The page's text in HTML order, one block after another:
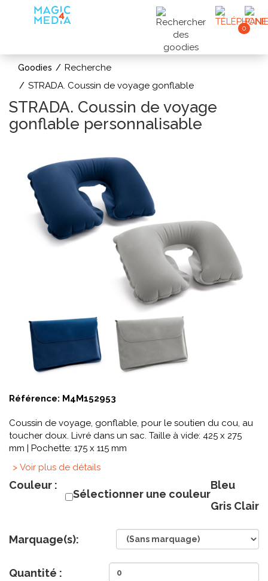
0
Goodies
Recherche
STRADA. Coussin de voyage gonflable
STRADA. Coussin de voyage
gonflable personnalisable
Référence: M4M152953
Coussin de voyage, gonflable, pour le soutien du cou, au
toucher doux. Livré dans un sac. Taille à vide: 425 x 275
mm | Pochette: 175 x 115 mm
> Voir plus de détails
Couleur :
Sélectionner une couleur
Bleu
Gris Clair
Marquage(s):
Quantité :